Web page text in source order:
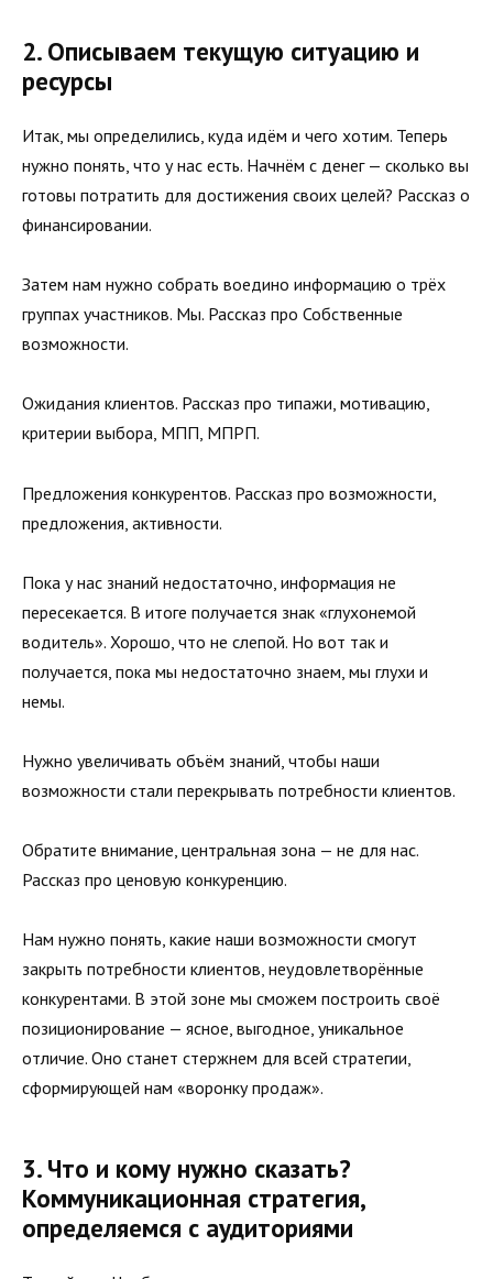
2. Описываем текущую ситуацию и
ресурсы
Итак, мы определились, куда идём и чего хотим. Теперь
нужно понять, что у нас есть. Начнём с денег — сколько вы
готовы потратить для достижения своих целей? Рассказ о
финансировании.
Затем нам нужно собрать воедино информацию о трёх
группах участников. Мы. Рассказ про Собственные
возможности.
Ожидания клиентов. Рассказ про типажи, мотивацию,
критерии выбора, МПП, МПРП.
Предложения конкурентов. Рассказ про возможности,
предложения, активности.
Пока у нас знаний недостаточно, информация не
пересекается. В итоге получается знак «глухонемой
водитель». Хорошо, что не слепой. Но вот так и
получается, пока мы недостаточно знаем, мы глухи и
немы.
Нужно увеличивать объём знаний, чтобы наши
возможности стали перекрывать потребности клиентов.
Обратите внимание, центральная зона — не для нас.
Рассказ про ценовую конкуренцию.
Нам нужно понять, какие наши возможности смогут
закрыть потребности клиентов, неудовлетворённые
конкурентами. В этой зоне мы сможем построить своё
позиционирование — ясное, выгодное, уникальное
отличие. Оно станет стержнем для всей стратегии,
сформирующей нам «воронку продаж».
3. Что и кому нужно сказать?
Коммуникационная стратегия,
определяемся с аудиториями